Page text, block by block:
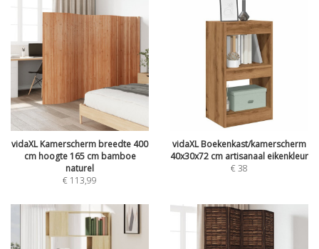
vidaXL Kamerscherm breedte 400
cm hoogte 165 cm bamboe
naturel
€ 113,99
vidaXL Boekenkast/kamerscherm
40x30x72 cm artisanaal eikenkleur
€38